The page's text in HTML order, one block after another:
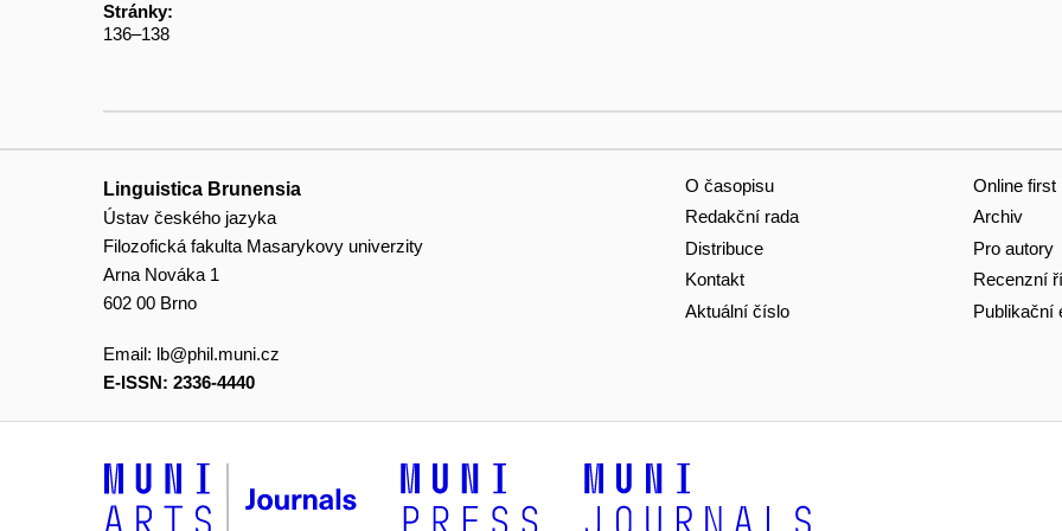
Stránky:
136–138
Linguistica Brunensia
Ústav českého jazyka
Filozofická fakulta Masarykovy univerzity
Arna Nováka 1
602 00 Brno
Email: lb@phil.muni.cz
E-ISSN: 2336-4440
O časopisu
Redakční rada
Distribuce
Kontakt
Aktuální číslo
Online first
Archiv
Pro autory
Recenzní
Publikační